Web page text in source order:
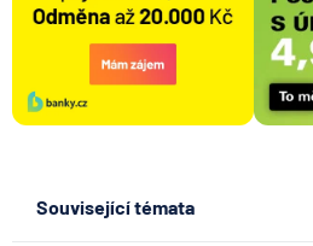
Související témata